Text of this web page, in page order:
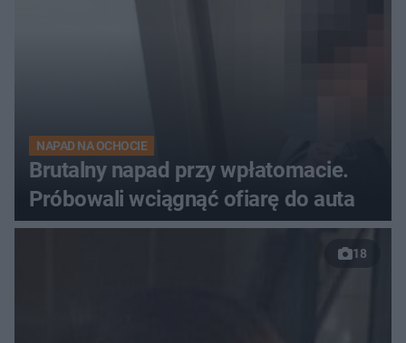
NAPAD NA OCHOCIE
Brutalny napad przy wpłatomacie.
Próbowali wciągnąć ofiarę do auta
18